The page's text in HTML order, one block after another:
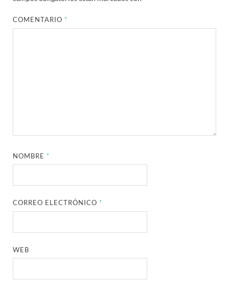
COMENTARIO *
NOMBRE *
CORREO ELECTRÓNICO *
WEB